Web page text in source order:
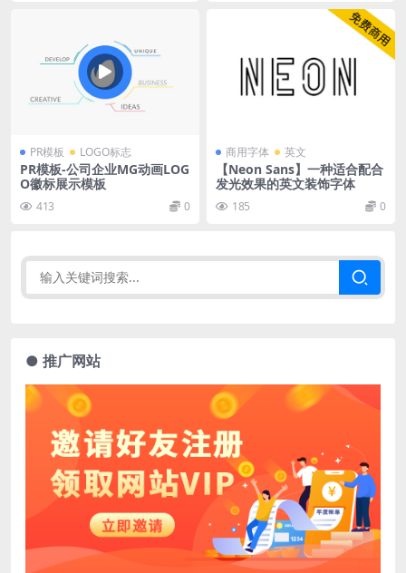
PR模板 LOGO标志
PR模板-公司企业MG动画LOG
O徽标展示模板
413 0
商用字体 英文
【Neon Sans】一种适合配合
发光效果的英文装饰字体
185 0
● 推广网站